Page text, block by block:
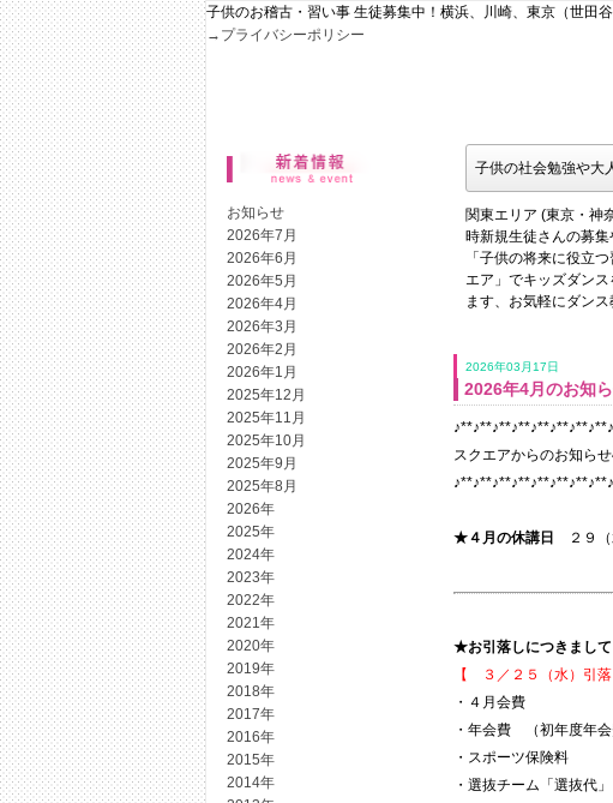
子供のお稽古・習い事 生徒募集中！横浜、川崎、東京（世田
→プライバシーポリシー
子供の社会勉強や大
関東エリア (東京・神
時新規生徒さんの募
「子供の将来に役立
エア」でキッズダン
ます、お気軽にダン
2026年03月17日
2026年4月のお知
♪**♪**♪**♪**♪**♪**♪**♪**♪
スクエアからのお知ら
★４月の休講日 ２９（
★お引落しにつきまして
【 ３／２５（水）引
・４月会費
・年会費 （初年度年会
・スポーツ保険料
・選抜チーム「選抜代」
お知らせ
2026年7月
2026年6月
2026年5月
2026年4月
2026年3月
2026年2月
2026年1月
2025年12月
2025年11月
2025年10月
2025年9月
2025年8月
2026年
2025年
2024年
2023年
2022年
2021年
2020年
2019年
2018年
2017年
2016年
2015年
2014年